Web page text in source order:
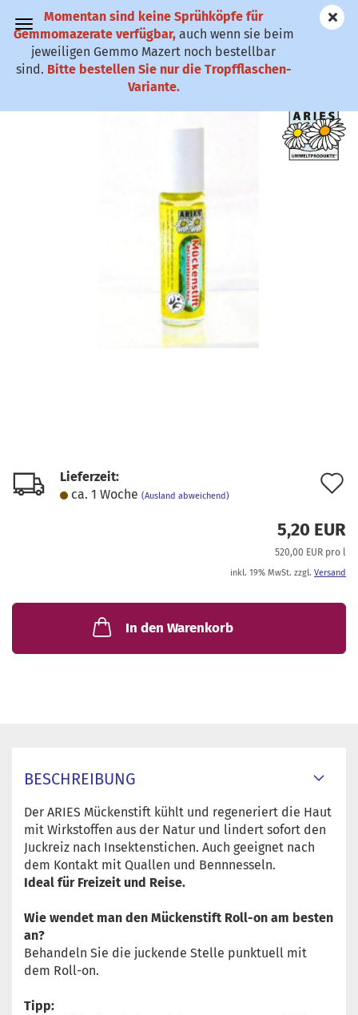
✆ 0911-61 79
25
Momentan sind keine Sprühköpfe für
Gemmomazerate verfügbar, auch wenn sie beim
jeweiligen Gemmo Mazert noch bestellbar
sind. Bitte bestellen Sie nur die Tropfflaschen-
Variante.
Mückenstift Roll-On
Lieferzeit:
ca. 1 Woche (Ausland abweichend)
5,20 EUR
520,00 EUR pro l
inkl. 19% MwSt. zzgl. Versand
In den Warenkorb
BESCHREIBUNG
Der ARIES Mückenstift kühlt und regeneriert die Haut
mit Wirkstoffen aus der Natur und lindert sofort den
Juckreiz nach Insektenstichen. Auch geeignet nach
dem Kontakt mit Quallen und Bennnesseln.
Ideal für Freizeit und Reise.
Wie wendet man den Mückenstift Roll-on am besten
an?
Behandeln Sie die juckende Stelle punktuell mit
dem Roll-on.
Tipp: